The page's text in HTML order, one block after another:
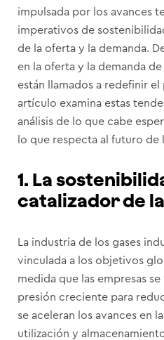
impulsada por los avances
imperativos de
de la oferta y la demanda.
en la oferta y la demanda
están llamados a redefinir
artículo examina estas
análisis de lo que cabe
lo que respecta al futuro de
1. La
catalizador de
La industria de los gases
vinculada a los objetivos
medida que las empresas
presión creciente para
se aceleran los avances en
utilización y